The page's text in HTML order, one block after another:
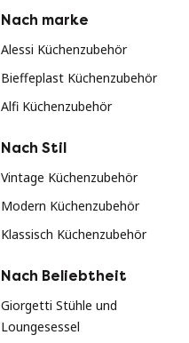
Nach marke
Alessi Küchenzubehör
Bieffeplast Küchenzubehör
Alfi Küchenzubehör
Nach Stil
Vintage Küchenzubehör
Modern Küchenzubehör
Klassisch Küchenzubehör
Nach Beliebtheit
Giorgetti Stühle und
Loungesessel